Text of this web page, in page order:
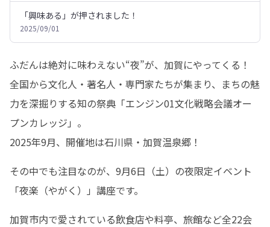
「興味ある」が押されました！
2025/09/01
ふだんは絶対に味わえない“夜”が、加賀にやってくる！
全国から文化人・著名人・専門家たちが集まり、まちの魅
力を深掘りする知の祭典「エンジン01文化戦略会議オー
プンカレッジ」。
2025年9月、開催地は石川県・加賀温泉郷！
その中でも注目なのが、9月6日（土）の夜限定イベント
「夜楽（やがく）」講座です。
加賀市内で愛されている飲食店や料亭、旅館など全22会